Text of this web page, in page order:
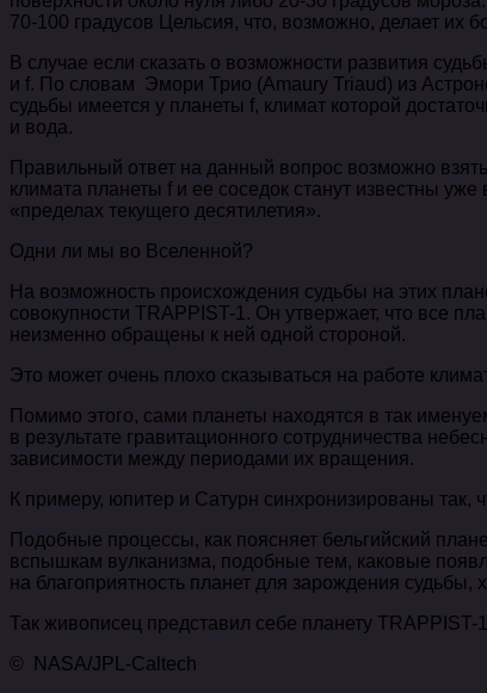
70-100 градусов Цельсия, что, возможно, делает их
В случае если сказать о возможности развития
и f. По словам Эмори Трио (Amaury Triaud) из
судьбы имеется у планеты f, климат которой
и вода.
Правильный ответ на данный вопрос возможно
климата планеты f и ее соседок станут известны
«пределах текущего десятилетия».
Одни ли мы во Вселенной?
На возможность происхождения судьбы на этих
совокупности TRAPPIST-1. Он утвержает, что все
неизменно обращены к ней одной стороной.
Это может очень плохо сказываться на работе
Помимо этого, сами планеты находятся в так
в результате гравитационного сотрудничества
зависимости между периодами их вращения.
К примеру, юпитер и Сатурн синхронизированы так,
Подобные процессы, как поясняет бельгийский
вспышкам вулканизма, подобные тем, каковые
на благоприятность планет для зарождения
Так живописец представил себе планету
© NASA/JPL-Caltech